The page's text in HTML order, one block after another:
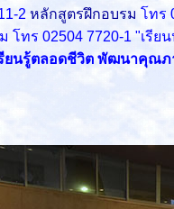
2 หลักสูตรฝึกอบรม โทร
ทร 02504 7720-1 "เรี
รียนรู้ตลอดชีวิต พัฒนาคุ